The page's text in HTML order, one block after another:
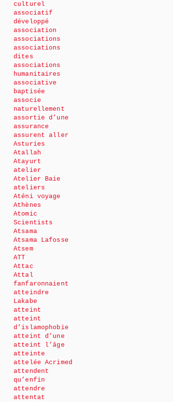
culturel
associatif
développé
association
associations
associations
dites
associations
humanitaires
associative
baptisée
associe
naturellement
assortie d’une
assurance
assurent aller
Asturies
Atallah
Atayurt
atelier
Atelier Baie
ateliers
Aténi voyage
Athènes
Atomic
Scientists
Atsama
Atsama Lafosse
Atsem
ATT
Attac
Attal
fanfaronnaient
atteindre
Lakabe
atteint
atteint
d’islamophobie
atteint d’une
atteint l’âge
atteinte
attelée Acrimed
attendent
qu’enfin
attendre
attentat